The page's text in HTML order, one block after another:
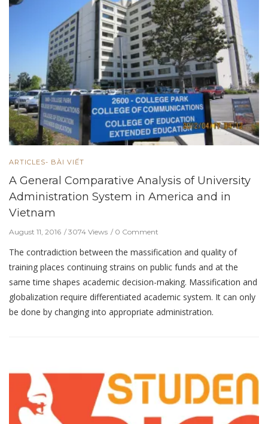
ARTICLES- BÀI VIẾT
A General Comparative Analysis of University
Administration System in America and in
Vietnam
August 11, 2016 3074 Views 0 Comment
The contradiction between the massification and quality of
training places continuing strains on public funds and at the
same time shapes academic decision-making. Massification and
globalization require differentiated academic system. It can only
be done by changing into appropriate administration.